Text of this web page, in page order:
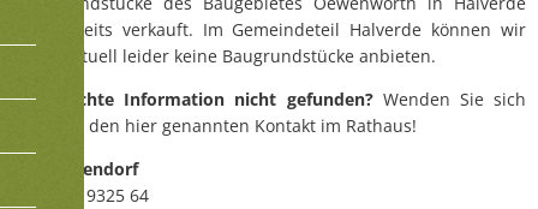
Oewenworth
sind bereits verkauft. Im Gemeindeteil Halverde können wir
Ihnen aktuell leider keine Baugrundstücke anbieten.
Gewünschte Information nicht gefunden?Wenden Sie sich
gerne an den hier genannten Kontakt im Rathaus!
Frau Ostendorf
05458 9325 64